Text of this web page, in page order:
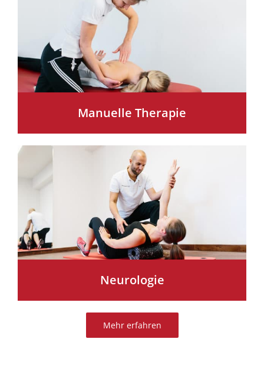
Manuelle Therapie
Neurologie
Mehr erfahren